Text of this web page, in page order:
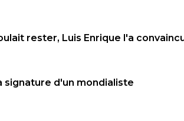
rester, Luis Enrique l'a
signature d'un mondialiste